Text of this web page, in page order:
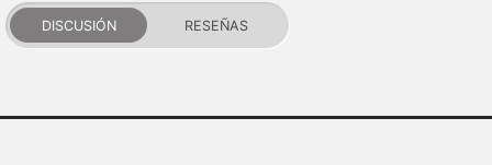
DISCUSIÓN RESEÑAS